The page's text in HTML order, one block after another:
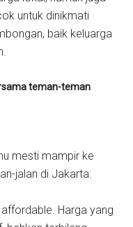
untuk dinikmati
baik keluarga
teman-teman
mesti mampir ke
jalan di Jakarta:
Harga yang